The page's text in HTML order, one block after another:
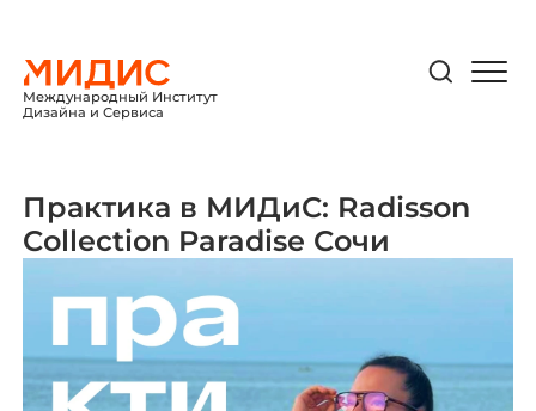
Международный Институт
Дизайна и Сервиса
Практика в МИДиС: Radisson
Collection Paradise Сочи